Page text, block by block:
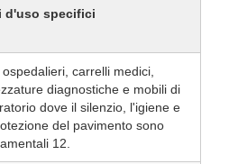
d'uso specifici
ospedalieri, carrelli medici,
diagnostiche e mobili di
dove il silenzio, l'igiene e
del pavimento sono
12.